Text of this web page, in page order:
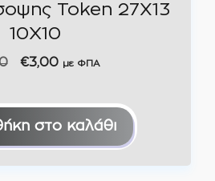
Token 27X13
10Χ10
Original
was:
€3,50.
€3,00Η
τιμή
είναι:
με ΦΠΑ
στο καλάθι